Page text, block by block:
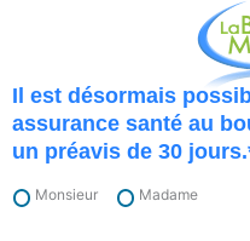
Il est désormais
assurance santé au
un préavis de 30
Monsieur Madame